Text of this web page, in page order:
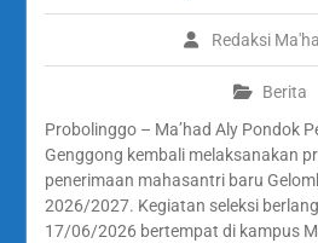
Redaksi
Berita
Probolinggo – Ma’had Aly Pondok
Genggong kembali melaksanakan
penerimaan mahasantri baru
2026/2027. Kegiatan seleksi
17/06/2026 bertempat di kampus